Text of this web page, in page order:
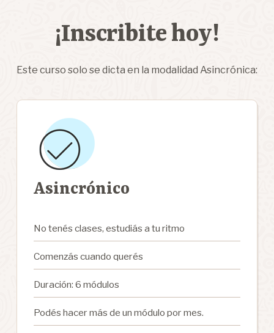
¡Inscribite hoy!
Este curso solo se dicta en la modalidad Asincrónica:
Asincrónico
No tenés clases, estudiás a tu ritmo
Comenzás cuando querés
Duración: 6 módulos
Podés hacer más de un módulo por mes.